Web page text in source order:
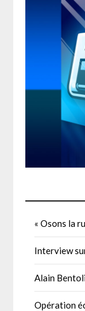
« Osons la
Interview
Alain
Opération